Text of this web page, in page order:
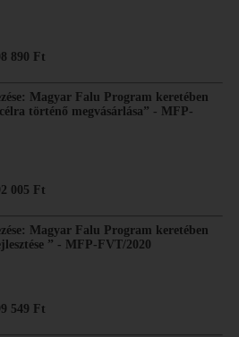
890 Ft
Magyar Falu Program keretében
történő megvásárlása” - MFP-
005 Ft
Magyar Falu Program keretében
” - MFP-FVT/2020
549 Ft